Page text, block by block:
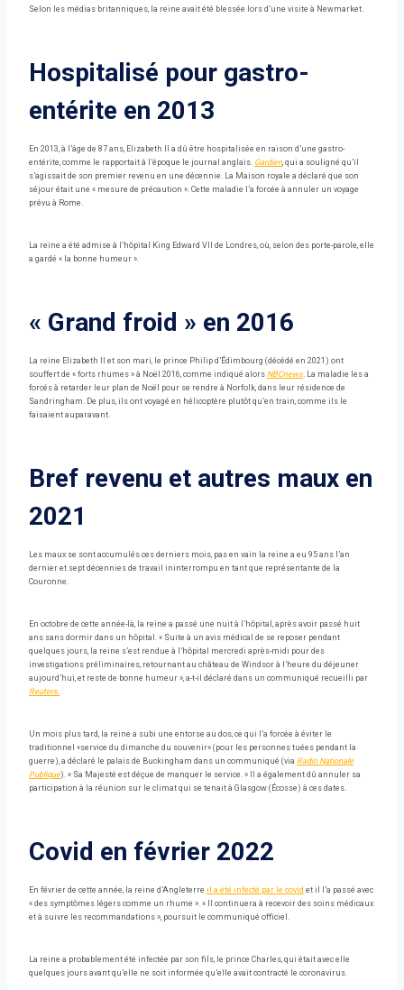
Selon les médias britanniques, la reine avait été blessée lors d’une visite à Newmarket.
Hospitalisé pour gastro-
entérite en 2013
En 2013, à l’âge de 87 ans, Elizabeth II a dû être hospitalisée en raison d’une gastro-
entérite, comme le rapportait à l’époque le journal anglais. Gardien, qui a souligné qu’il
s’agissait de son premier revenu en une décennie. La Maison royale a déclaré que son
séjour était une « mesure de précaution ». Cette maladie l’a forcée à annuler un voyage
prévu à Rome.
La reine a été admise à l’hôpital King Edward VII de Londres, où, selon des porte-parole, elle
a gardé « la bonne humeur ».
« Grand froid » en 2016
La reine Elizabeth II et son mari, le prince Philip d’Édimbourg (décédé en 2021) ont
souffert de « forts rhumes » à Noël 2016, comme indiqué alors NBCnews. La maladie les a
forcés à retarder leur plan de Noël pour se rendre à Norfolk, dans leur résidence de
Sandringham. De plus, ils ont voyagé en hélicoptère plutôt qu’en train, comme ils le
faisaient auparavant.
Bref revenu et autres maux en
2021
Les maux se sont accumulés ces derniers mois, pas en vain la reine a eu 95 ans l’an
dernier et sept décennies de travail ininterrompu en tant que représentante de la
Couronne.
En octobre de cette année-là, la reine a passé une nuit à l’hôpital, après avoir passé huit
ans sans dormir dans un hôpital. « Suite à un avis médical de se reposer pendant
quelques jours, la reine s’est rendue à l’hôpital mercredi après-midi pour des
investigations préliminaires, retournant au château de Windsor à l’heure du déjeuner
aujourd’hui, et reste de bonne humeur », a-t-il déclaré dans un communiqué recueilli par
Reuters.
Un mois plus tard, la reine a subi une entorse au dos, ce qui l’a forcée à éviter le
traditionnel «service du dimanche du souvenir» (pour les personnes tuées pendant la
guerre), a déclaré le palais de Buckingham dans un communiqué (via Radio Nationale
Publique). « Sa Majesté est déçue de manquer le service. » Il a également dû annuler sa
participation à la réunion sur le climat qui se tenait à Glasgow (Écosse) à ces dates.
Covid en février 2022
En février de cette année, la reine d’Angleterre il a été infecté par le covid et il l’a passé avec
« des symptômes légers comme un rhume ». « Il continuera à recevoir des soins médicaux
et à suivre les recommandations », poursuit le communiqué officiel.
La reine a probablement été infectée par son fils, le prince Charles, qui était avec elle
quelques jours avant qu’elle ne soit informée qu’elle avait contracté le coronavirus.